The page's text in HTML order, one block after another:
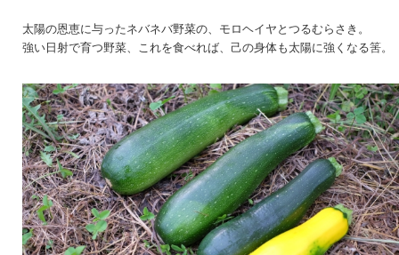
太陽の恩恵に与ったネバネバ野菜の、モロヘイヤとつるむらさき。
強い日射で育つ野菜、これを食べれば、己の身体も太陽に強くなる筈。